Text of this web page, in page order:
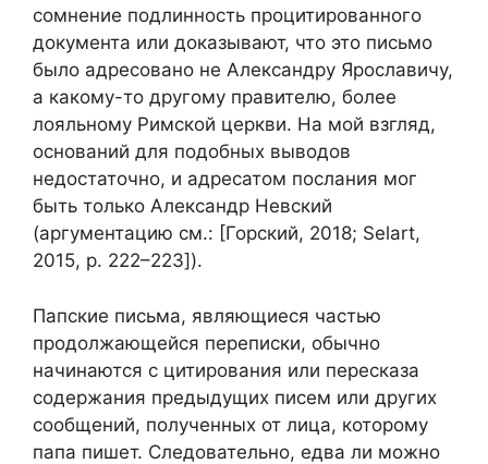
сомнение подлинность процитированного
документа или доказывают, что это письмо
было адресовано не Александру Ярославичу,
а какому-то другому правителю, более
лояльному Римской церкви. На мой взгляд,
оснований для подобных выводов
недостаточно, и адресатом послания мог
быть только Александр Невский
(аргументацию см.: [Горский, 2018; Selart,
2015, p. 222–223]).
Папские письма, являющиеся частью
продолжающейся переписки, обычно
начинаются с цитирования или пересказа
содержания предыдущих писем или других
сообщений, полученных от лица, которому
папа пишет. Следовательно, едва ли можно